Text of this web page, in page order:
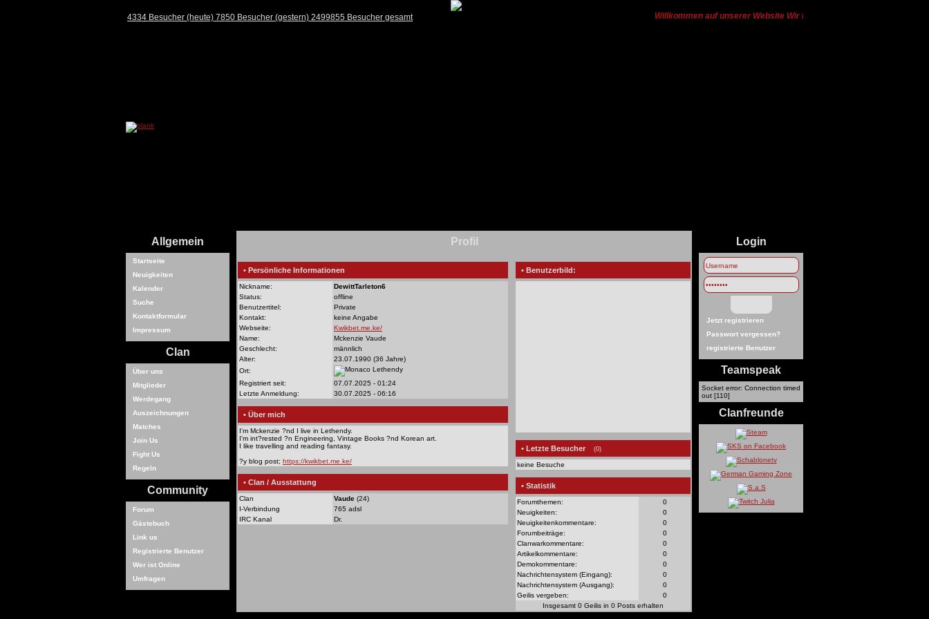
4334 Besucher (heute) 7850 Besucher (gestern) 2499855 Besucher gesamt Willkommen auf unserer Website Wir haben von Ts3 zu Discord
Allgemein
Startseite
Neuigkeiten
Kalender
Suche
Kontaktformular
Impressum
Clan
Über uns
Mitglieder
Werdegang
Auszeichnungen
Matches
Join Us
Fight Us
Regeln
Community
Forum
Gästebuch
Link us
Registrierte Benutzer
Wer ist Online
Umfragen
Profil
• Persönliche Informationen
Nickname:
DewittTarleton6
Status:
offline
Benutzertitel:
Private
Kontakt:
keine Angabe
Webseite:
Kwikbet.me.ke/
Name:
Mckenzie Vaude
Geschlecht:
männlich
Alter:
23.07.1990 (36 Jahre)
Ort:
Lethendy
Registriert seit:
07.07.2025 - 01:24
Letzte Anmeldung:
30.07.2025 - 06:16
• Über mich
I'm Mckenzie ?nd I live in Lethendy.
I'm int?rested ?n Engineering, Vintage Books ?nd Korean art.
I like travelling and reading fantasy.
?y blog post; https://kwikbet.me.ke/
• Clan / Ausstattung
Clan Vaude (24)
I-Verbindung
765 adsl
IRC Kanal
Dr.
• Benutzerbild:
• Letzte Besucher (0)
keine Besuche
• Statistik
Forumthemen:
0
Neuigkeiten:
0
Neuigkeitenkommentare:
0
Forumbeiträge:
0
Clanwarkommentare:
0
Artikelkommentare:
0
Demokommentare:
0
Nachrichtensystem (Eingang):
0
Nachrichtensystem (Ausgang):
0
Geilis vergeben:
0
Insgesamt 0 Geilis in 0 Posts erhalten
Login
Jetzt registrieren
Passwort vergessen?
registrierte Benutzer
Teamspeak
Socket error: Connection timed
out [110]
Clanfreunde